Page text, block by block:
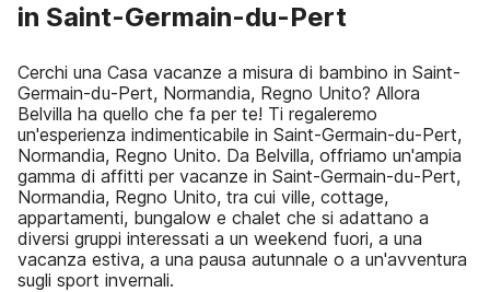
in Saint-Germain-du-Pert
Cerchi una Casa vacanze a misura di bambino in Saint-
Germain-du-Pert, Normandia, Regno Unito? Allora
Belvilla ha quello che fa per te! Ti regaleremo
un'esperienza indimenticabile in Saint-Germain-du-Pert,
Normandia, Regno Unito. Da Belvilla, offriamo un'ampia
gamma di affitti per vacanze in Saint-Germain-du-Pert,
Normandia, Regno Unito, tra cui ville, cottage,
appartamenti, bungalow e chalet che si adattano a
diversi gruppi interessati a un weekend fuori, a una
vacanza estiva, a una pausa autunnale o a un'avventura
sugli sport invernali.